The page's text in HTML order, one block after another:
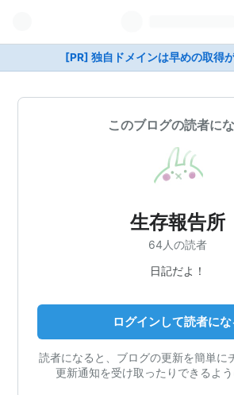
[PR] 独自ドメインは早めの取得
このブログの読者に
生存報告所
64人の読者
日記だよ！
ログインして読者にな
読者になると、ブログの更新を簡単に
更新通知を受け取ったりできるよう